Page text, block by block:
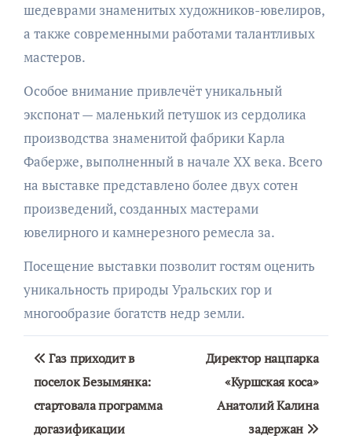
шедеврами знаменитых художников-ювелиров,
а также современными работами талантливых
мастеров.
Особое внимание привлечёт уникальный
экспонат — маленький петушок из сердолика
производства знаменитой фабрики Карла
Фаберже, выполненный в начале XX века. Всего
на выставке представлено более двух сотен
произведений, созданных мастерами
ювелирного и камнерезного ремесла за.
Посещение выставки позволит гостям оценить
уникальность природы Уральских гор и
многообразие богатств недр земли.
Навигация
по
записям
Газ приходит в
поселок Безымянка:
стартовала программа
догазификации
Директор нацпарка
«Куршская коса»
Анатолий Калина
задержан